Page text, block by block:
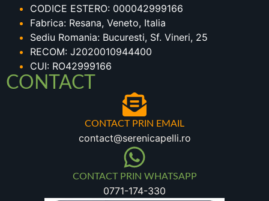
CODICE ESTERO: 000042999166
Fabrica: Resana, Veneto, Italia
Sediu Romania: Bucuresti, Sf. Vineri, 25
RECOM: J2020010944400
CUI: RO42999166
CONTACT
CONTACT PRIN EMAIL
contact@serenicapelli.ro
CONTACT PRIN WHATSAPP
0771-174-330